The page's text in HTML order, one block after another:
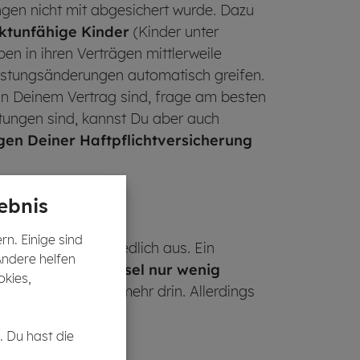
Einige sind
helfen
Du hast die
nicht mit abgesichert wurde. Dazu
Kinder (Kinder unter
in ihren Verträgen mittlerweile
automatisch greifen.
Deinem Vertrag sind, frage am besten
sind, kannst Du aber auch
Deiner Haftpflichtversicherung
fällt unterschiedlich aus. Ein
bringt ein
Wechsel nur wenig
zu 100 €
oder mehr drin. Allerdings